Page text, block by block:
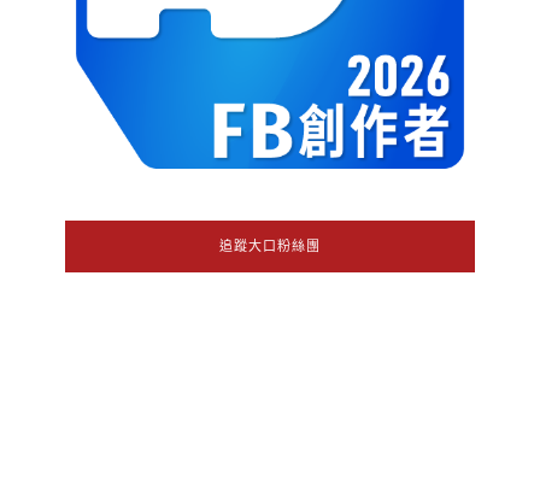
追蹤大口粉絲團